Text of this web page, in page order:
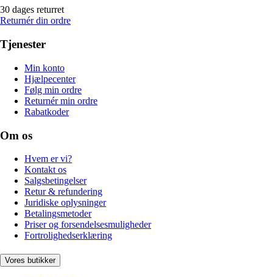
30 dages returret
Returnér din ordre
Tjenester
Min konto
Hjælpecenter
Følg min ordre
Returnér min ordre
Rabatkoder
Om os
Hvem er vi?
Kontakt os
Salgsbetingelser
Retur & refundering
Juridiske oplysninger
Betalingsmetoder
Priser og forsendelsesmuligheder
Fortrolighedserklæring
Vores butikker